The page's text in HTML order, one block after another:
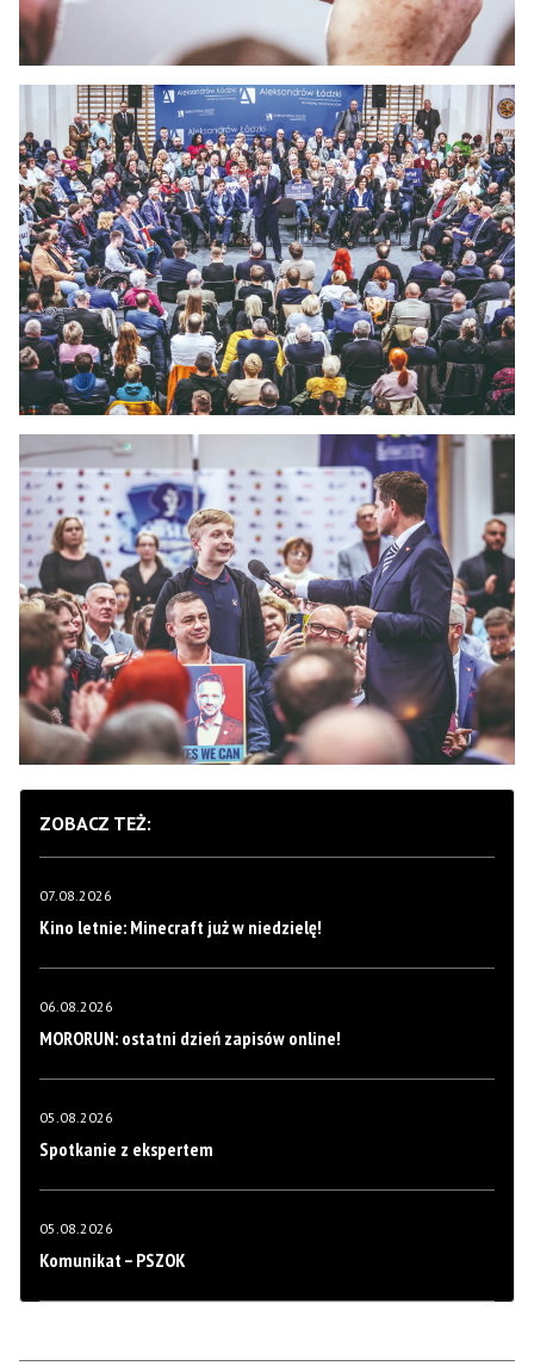
ZOBACZ TEŻ:
07.08.2026
Kino letnie: Minecraft już w niedzielę!
06.08.2026
MORORUN: ostatni dzień zapisów online!
05.08.2026
Spotkanie z ekspertem
05.08.2026
Komunikat – PSZOK